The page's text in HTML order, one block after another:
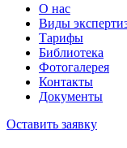
О нас
Виды
Тарифы
Библиотека
Фотогалерея
Контакты
Документы
Оставить заявку